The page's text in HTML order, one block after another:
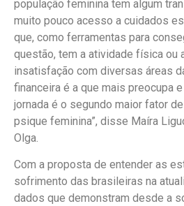
população feminina tem algum
muito pouco acesso a cuidados
que, como ferramentas para
questão, tem a atividade física ou
insatisfação com diversas áreas
financeira é a que mais preocupa
jornada é o segundo maior fator
psique feminina”, disse Maíra
Olga.
Com a proposta de entender as
sofrimento das brasileiras na
dados que demonstram desde a